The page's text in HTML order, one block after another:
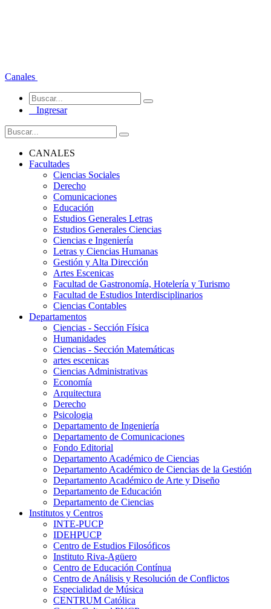
Canales
Ingresar
CANALES
Facultades
Ciencias Sociales
Derecho
Comunicaciones
Educación
Estudios Generales Letras
Estudios Generales Ciencias
Ciencias e Ingeniería
Letras y Ciencias Humanas
Gestión y Alta Dirección
Artes Escenicas
Facultad de Gastronomía, Hotelería y Turismo
Facultad de Estudios Interdisciplinarios
Ciencias Contables
Departamentos
Ciencias - Sección Física
Humanidades
Ciencias - Sección Matemáticas
artes escenicas
Ciencias Administrativas
Economía
Arquitectura
Derecho
Psicologia
Departamento de Ingeniería
Departamento de Comunicaciones
Fondo Editorial
Departamento Académico de Ciencias
Departamento Académico de Ciencias de la Gestión
Departamento Académico de Arte y Diseño
Departamento de Educación
Departamento de Ciencias
Institutos y Centros
INTE-PUCP
IDEHPUCP
Centro de Estudios Filosóficos
Instituto Riva-Agüero
Centro de Educación Contínua
Centro de Análisis y Resolución de Conflictos
Especialidad de Música
CENTRUM Católica